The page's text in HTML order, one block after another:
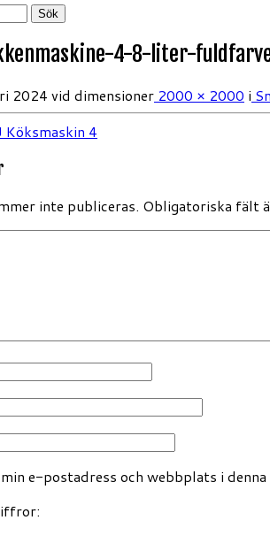
Sök
4-8-liter-
2024 vid dimensioner 2000 × 2000 i
inte publiceras. Obligatoriska fält
e-postadress och webbplats i